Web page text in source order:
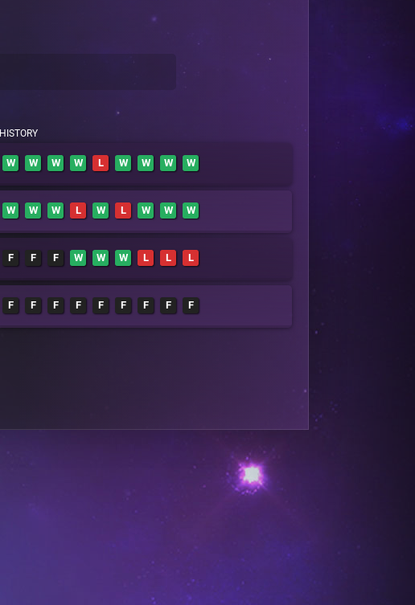
HISTORY
W W W W L W W W W
W W W L W L W W W
F F F W W W L L L
F F F F F F F F F